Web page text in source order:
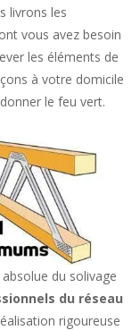
livrons les
vous avez besoin
les éléments de
à votre domicile
le feu vert.
du solivage
du réseau
rigoureuse